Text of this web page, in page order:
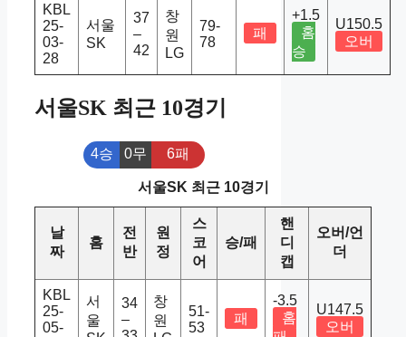
KBL
25-
03-
28
서울
SK
37
–
42
창
원
LG
79-
78
패
+1.5
홈
승
U150.5
오버
서울SK 최근 10경기
4승 0무 6패
서울SK 최근 10경기
날
짜
홈
전
반
원
정
스
코
어
승/패
핸
디
캡
오버/언
더
KBL
25-
05-
서
울
34
–
창
원
51-
53
패
-3.5
홈
U147.5
오버